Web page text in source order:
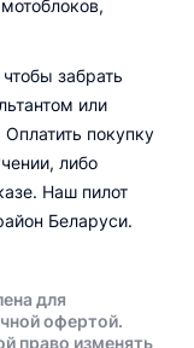
забрать
или
покупку
либо
Наш пилот
Беларуси.
для
офертой.
право изменять